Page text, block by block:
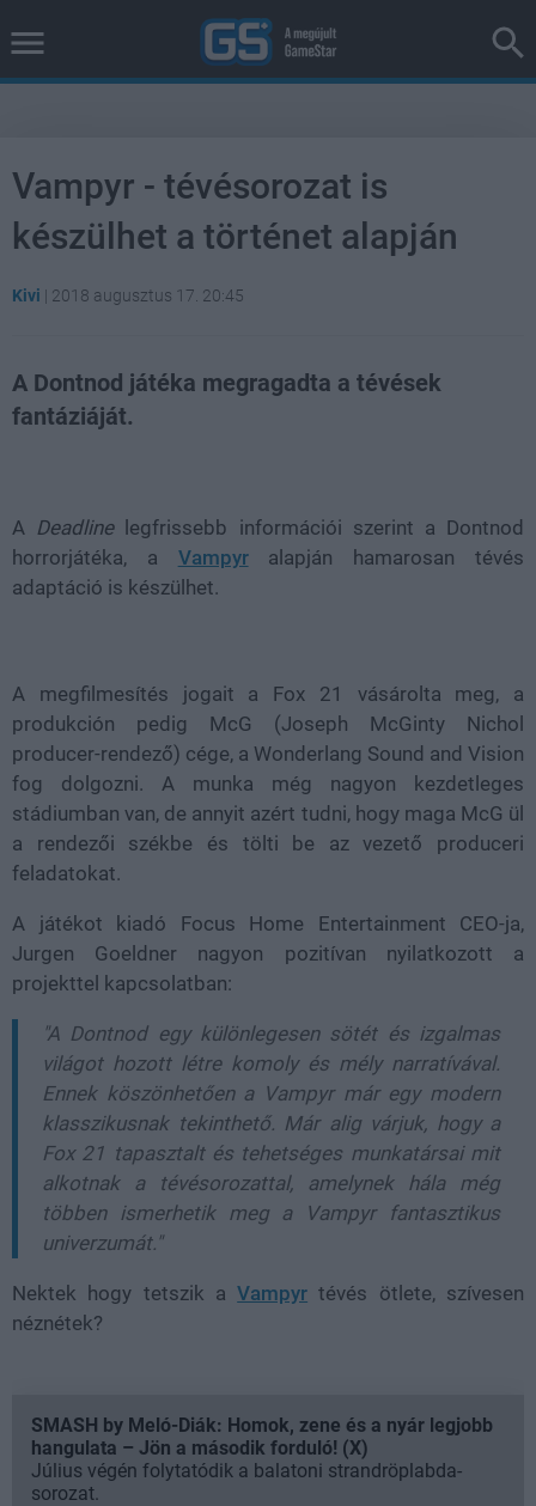
Vampyr - tévésorozat is
készülhet a történet alapján
Kivi | 2018 augusztus 17. 20:45
A Dontnod játéka megragadta a tévések
fantáziáját.
A Deadlinelegfrissebb információi szerint a Dontnod
horrorjátéka, a Vampyralapján hamarosan tévés
adaptáció is készülhet.
A megfilmesítés jogait a Fox 21 vásárolta meg, a
produkción pedig McG (Joseph McGinty Nichol
producer-rendező) cége, a Wonderlang Sound and Vision
fog dolgozni. A munka még nagyon kezdetleges
stádiumban van, de annyit azért tudni, hogy maga McG ül
a rendezői székbe és tölti be az vezető produceri
feladatokat.
A játékot kiadó Focus Home Entertainment CEO-ja,
Jurgen Goeldner nagyon pozitívan nyilatkozott a
projekttel kapcsolatban:
"A Dontnod egy különlegesen sötét és izgalmas
világot hozott létre komoly és mély narratívával.
Ennek köszönhetően a Vampyr már egy modern
klasszikusnak tekinthető. Már alig várjuk, hogy a
Fox 21 tapasztalt és tehetséges munkatársai mit
alkotnak a tévésorozattal, amelynek hála még
többen ismerhetik meg a Vampyr fantasztikus
univerzumát."
Nektek hogy tetszik aVampyr tévés ötlete, szívesen
néznétek?
SMASH by Meló-Diák: Homok, zene és a nyár legjobb
hangulata – Jön a második forduló! (X)
Július végén folytatódik a balatoni strandröplabda-
sorozat.